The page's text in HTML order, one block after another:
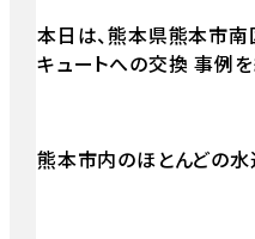
本日は、熊本県熊本市
キュートへの交換 事例を
熊本市内のほとんどの水